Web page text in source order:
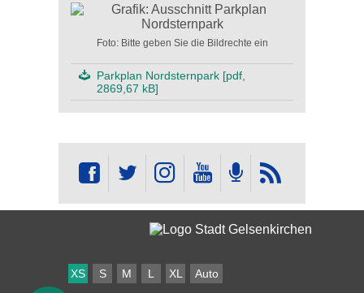
Foto: Bitte geben Sie die Bildrechte ein
Parkplan Nordsternpark [pdf,
2869,67 kB]
XS S M L XL Auto